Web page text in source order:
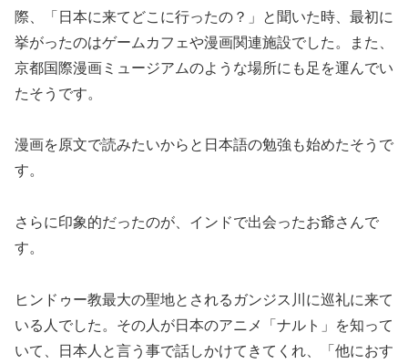
際、「日本に来てどこに行ったの？」と聞いた時、最初に
挙がったのはゲームカフェや漫画関連施設でした。また、
京都国際漫画ミュージアムのような場所にも足を運んでい
たそうです。
漫画を原文で読みたいからと日本語の勉強も始めたそうで
す。
さらに印象的だったのが、インドで出会ったお爺さんで
す。
ヒンドゥー教最大の聖地とされるガンジス川に巡礼に来て
いる人でした。その人が日本のアニメ「ナルト」を知って
いて、日本人と言う事で話しかけてきてくれ、「他におす